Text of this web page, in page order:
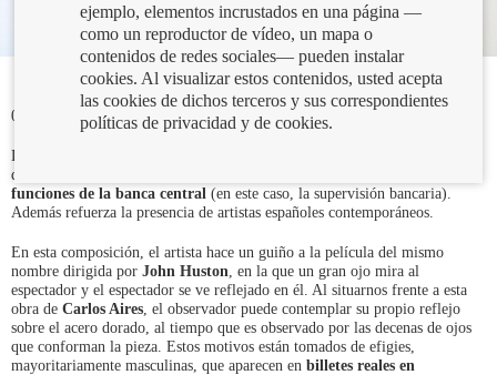
03/03/2020
La obra de Carlos Aires,
que se suma a la línea de la colección Banco de España relacionada con las
funciones de la banca central (en este caso, la supervisión bancaria).
Además refuerza la presencia de artistas españoles contemporáneos.
En esta composición, el artista hace un guiño a la película del mismo
nombre dirigida por John Huston, en la que un gran ojo mira al
espectador y el espectador se ve reflejado en él. Al situarnos frente a esta
obra de Carlos Aires, el observador puede contemplar su propio reflejo
sobre el acero dorado, al tiempo que es observado por las decenas de ojos
que conforman la pieza. Estos motivos están tomados de efigies,
mayoritariamente masculinas, que aparecen en billetes reales en
ejemplo, elementos incrustados en una página —
como un reproductor de vídeo, un mapa o
contenidos de redes sociales— pueden instalar
cookies. Al visualizar estos contenidos, usted acepta
las cookies de dichos terceros y sus correspondientes
políticas de privacidad y de cookies.